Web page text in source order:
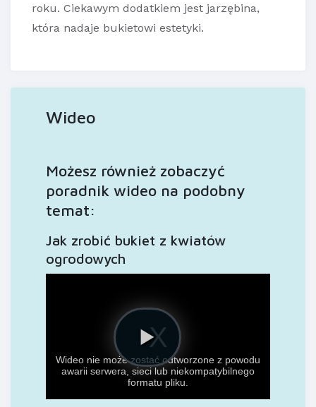
roku. Ciekawym dodatkiem jest jarzębina,
która nadaje bukietowi estetyki.
Wideo
Możesz również zobaczyć
poradnik wideo na podobny
temat:
Jak zrobić bukiet z kwiatów
ogrodowych